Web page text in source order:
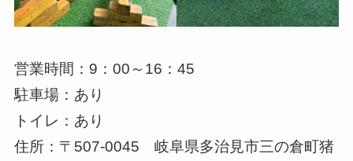
営業時間：9：00～16：45
駐車場：あり
トイレ：あり
住所：〒507-0045 岐阜県多治見市三の倉町猪